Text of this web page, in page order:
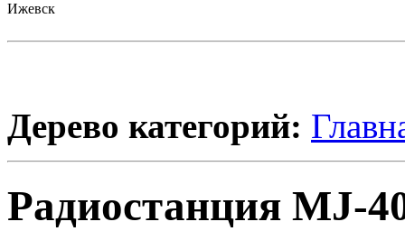
Ижевск
Дерево категорий:
Радиостанция MJ-